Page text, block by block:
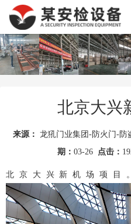
北京大兴
来源： 龙犼门业集团-防火门-防
期： 03-26 点击：
北京大兴新机场项目